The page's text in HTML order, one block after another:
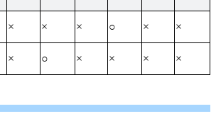
× × × ○ ×
×
× ○ × × × ×